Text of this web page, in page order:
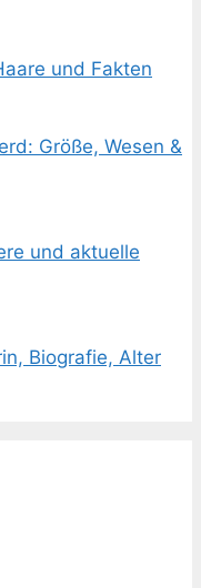
und Fakten
Größe, Wesen &
und aktuelle
Biografie, Alter